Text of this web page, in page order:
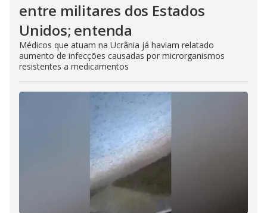
entre militares dos Estados
Unidos; entenda
Médicos que atuam na Ucrânia já haviam relatado
aumento de infecções causadas por microrganismos
resistentes a medicamentos